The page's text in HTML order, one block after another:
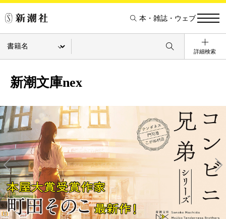
本・雑誌・ウェブ
詳細検索
新潮文庫nex
Pre
v
xt